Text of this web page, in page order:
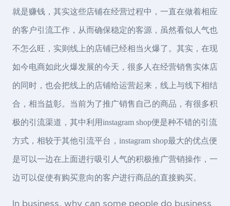
就是赚钱，其实这些店铺在经营过程中，一直在做着相应
的客户引流工作，从而确保稳定的客源，虽然看似人气也
不怎么旺，实则线上的店铺已经相当火爆了。其实，在现
如今电商如此火爆发展的今天，很多人在经营销售实体店
的同时，也会把线上的店铺给运营起来，线上与线下相结
合，相当益彰。当前为了推广销售自己的商品，有很多积
极的引流渠道，其中利用instagram shop便是种不错的引流
方式，相较于其他引流平台，instagram shop最大的优点便
是可以一边在上面进行吸引人气的积极推广营销操作，一
边可以促使有购买意向的客户进行商品的直接购买。
In business, why can some people do business